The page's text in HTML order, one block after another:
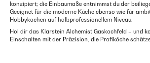
konzipiert; die Einbaumaße entnimmst du der
Geeignet für die moderne Küche ebenso wie für
Hobbykochen auf halbprofessionellem Niveau.
Hol dir das Klarstein Alchemist Gaskochfeld – und
Einschalten mit der Präzision, die Profiköche